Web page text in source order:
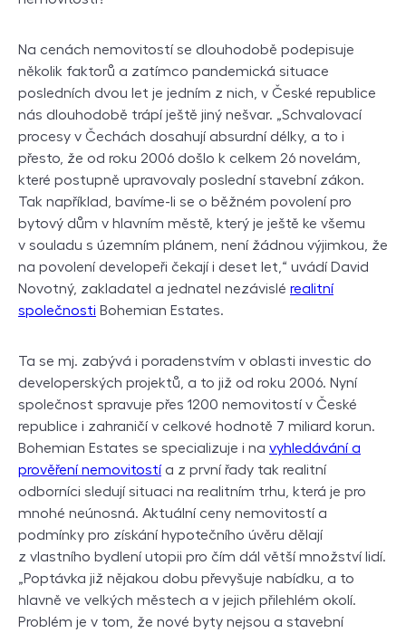
Na cenách nemovitostí se dlouhodobě podepisuje
několik faktorů a zatímco pandemická situace
posledních dvou let je jedním z nich, v České republice
nás dlouhodobě trápí ještě jiný nešvar. „Schvalovací
procesy v Čechách dosahují absurdní délky, a to i
přesto, že od roku 2006 došlo k celkem 26 novelám,
které postupně upravovaly poslední stavební zákon.
Tak například, bavíme-li se o běžném povolení pro
bytový dům v hlavním městě, který je ještě ke všemu
v souladu s územním plánem, není žádnou výjimkou, že
na povolení developeři čekají i deset let,“ uvádí David
Novotný, zakladatel a jednatel nezávislé realitní
společnosti Bohemian Estates.
Ta se mj. zabývá i poradenstvím v oblasti investic do
developerských projektů, a to již od roku 2006. Nyní
společnost spravuje přes 1200 nemovitostí v České
republice i zahraničí v celkové hodnotě 7 miliard korun.
Bohemian Estates se specializuje i na vyhledávání a
prověření nemovitostía z první řady tak realitní
odborníci sledují situaci na realitním trhu, která je pro
mnohé neúnosná. Aktuální ceny nemovitostí a
podmínky pro získání hypotečního úvěru dělají
z vlastního bydlení utopii pro čím dál větší množství lidí.
„Poptávka již nějakou dobu převyšuje nabídku, a to
hlavně ve velkých městech a v jejich přilehlém okolí.
Problém je v tom, že nové byty nejsou a stavební